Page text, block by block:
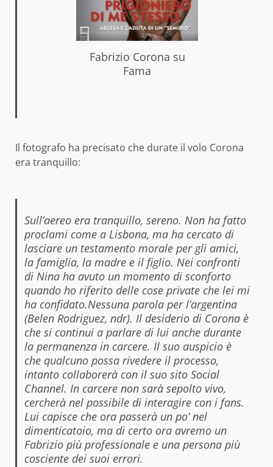
Fabrizio Corona su
Fama
Il fotografo ha precisato che durate il volo Corona
era tranquillo:
Sull’aereo era tranquillo, sereno. Non ha fatto
proclami come a Lisbona, ma ha cercato di
lasciare un testamento morale per gli amici,
la famiglia, la madre e il figlio. Nei confronti
di Nina ha avuto un momento di sconforto
quando ho riferito delle cose private che lei mi
ha confidato.Nessuna parola per l’argentina
(Belen Rodriguez, ndr). Il desiderio di Corona è
che si continui a parlare di lui anche durante
la permanenza in carcere. Il suo auspicio è
che qualcuno possa rivedere il processo,
intanto collaborerà con il suo sito Social
Channel. In carcere non sarà sepolto vivo,
cercherà nel possibile di interagire con i fans.
Lui capisce che ora passerà un po’ nel
dimenticatoio, ma di certo ora avremo un
Fabrizio più professionale e una persona più
cosciente dei suoi errori.